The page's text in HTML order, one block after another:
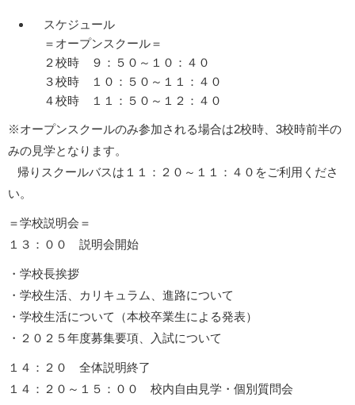
スケジュール
＝オープンスクール＝
２校時 ９：５０～１０：４０
３校時 １０：５０～１１：４０
４校時 １１：５０～１２：４０
※オープンスクールのみ参加される場合は2校時、3校時前半の
みの見学となります。
帰りスクールバスは１１：２０～１１：４０をご利用くださ
い。
＝学校説明会＝
１３：００ 説明会開始
・学校長挨拶
・学校生活、カリキュラム、進路について
・学校生活について（本校卒業生による発表）
・２０２５年度募集要項、入試について
１４：２０ 全体説明終了
１４：２０～１５：００ 校内自由見学・個別質問会